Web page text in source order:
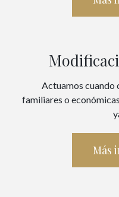
Actuamos cuando
familiares o
Más